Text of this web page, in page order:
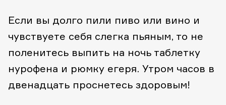
Если вы долго пили пиво или вино и
чувствуете себя слегка пьяным, то не
поленитесь выпить на ночь таблетку
нурофена и рюмку егеря. Утром часов в
двенадцать проснетесь здоровым!